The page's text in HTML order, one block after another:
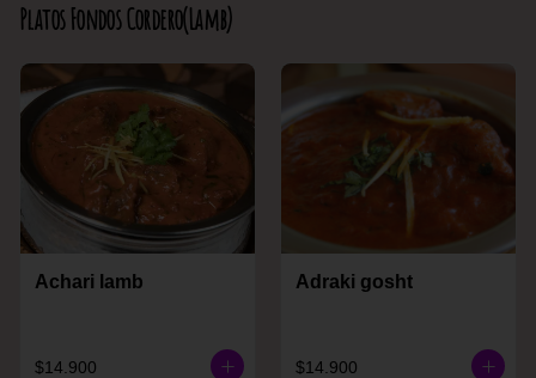
Platos Fondos Cordero(Lamb)
Achari lamb
$14.900
Adraki gosht
$14.900